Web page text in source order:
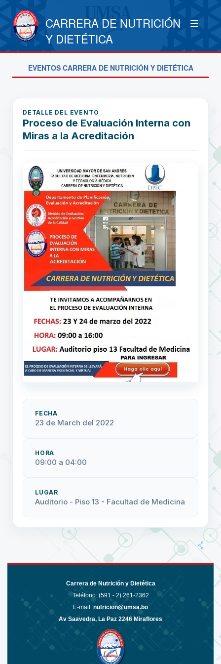
CARRERA DE NUTRICIÓN
Y DIETÉTICA
EVENTOS CARRERA DE NUTRICIÓN Y DIETÉTICA
DETALLE DEL EVENTO
Proceso de Evaluación Interna con
Miras a la Acreditación
FECHA
23 de March del 2022
HORA
09:00 a 04:00
LUGAR
Auditorio - Piso 13 - Facultad de Medicina
Carrera de Nutrición y Dietética
Teléfono: (591 - 2) 261-2362
E-mail: nutricion@umsa.bo
Av Saavedra, La Paz 2246 Miraflores